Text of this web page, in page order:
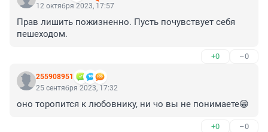
12 октября 2023, 17:57
Прав лишить пожизненно. Пусть почувствует себя
пешеходом.
+0 –0
255908951
25 сентября 2023, 17:32
оно торопится к любовнику, ни чо вы не понимаете😁
+0 –0